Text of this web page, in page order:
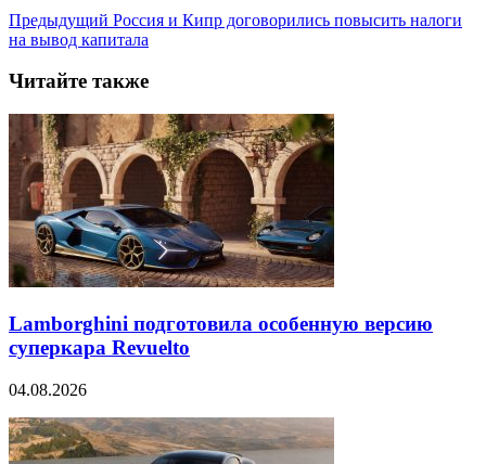
Предыдущий Россия и Кипр договорились повысить налоги
на вывод капитала
Читайте также
Lamborghini подготовила особенную версию
суперкара Revuelto
04.08.2026